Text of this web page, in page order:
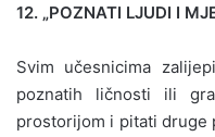
12. „POZNATI LJUDI I
Svim učesnicima
poznatih ličnosti ili
prostorijom i pitati druge